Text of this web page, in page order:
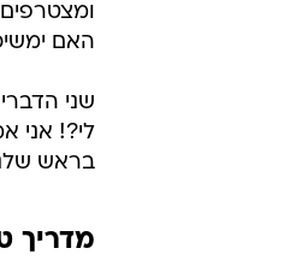
האם
שני
לי?! אני
בראש
מדריך